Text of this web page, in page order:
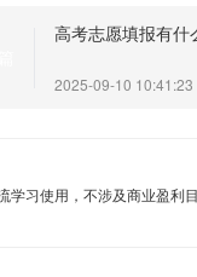
高考志愿填报有什
2025-09-10 10:41:23
习使用，不涉及商业盈利